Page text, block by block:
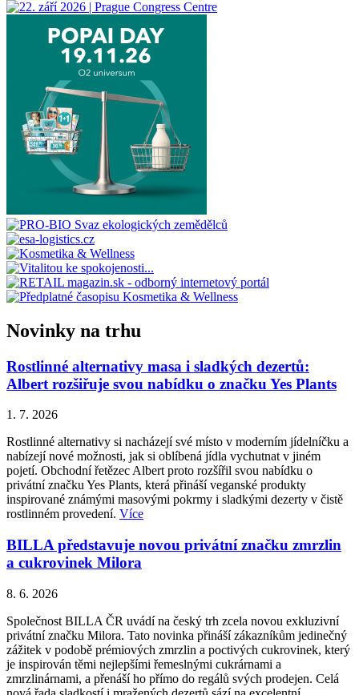
Novinky na trhu
Rostlinné alternativy masa i sladkých dezertů:
Albert rozšiřuje svou nabídku o značku Yes Plants
1. 7. 2026
Rostlinné alternativy si nacházejí své místo v moderním jídelníčku a
nabízejí nové možnosti, jak si oblíbená jídla vychutnat v jiném
pojetí. Obchodní řetězec Albert proto rozšířil svou nabídku o
privátní značku Yes Plants, která přináší veganské produkty
inspirované známými masovými pokrmy i sladkými dezerty v čistě
rostlinném provedení. Více
BILLA představuje novou privátní značku zmrzlin
a cukrovinek Milora
8. 6. 2026
Společnost BILLA ČR uvádí na český trh zcela novou exkluzivní
privátní značku Milora. Tato novinka přináší zákazníkům jedinečný
zážitek v podobě prémiových zmrzlin a poctivých cukrovinek, který
je inspirován těmi nejlepšími řemeslnými cukrárnami a
zmrzlinárnami, a přenáší ho přímo do regálů svých prodejen. Celá